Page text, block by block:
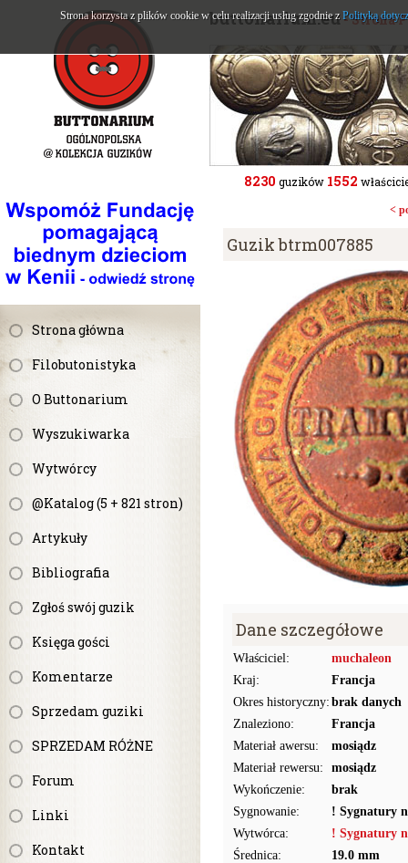
Strona główna
Filobutonistyka
O Buttonarium
Wyszukiwarka
Wytwórcy
@Katalog (5 + 821 stron)
Artykuły
Bibliografia
Zgłoś swój guzik
Księga gości
Komentarze
Sprzedam guziki
SPRZEDAM RÓŻNE
Forum
Linki
Kontakt
buttonarium.eu- Strona
8230 guzików 1552
<
Guzik btrm007885
Dane szczegółowe
Właściciel:
muchaleon
Kraj:
Francja
Okres historyczny: brak danych
Znaleziono:
Francja
Materiał awersu:
mosiądz
Materiał rewersu:
mosiądz
Wykończenie:
brak
Sygnowanie:
! Sygnatury
Wytwórca:
! Sygnatury
Średnica:
19.0 mm
Strona korzysta z plików cookie w celu realizacji usług zgodnie z Polityką